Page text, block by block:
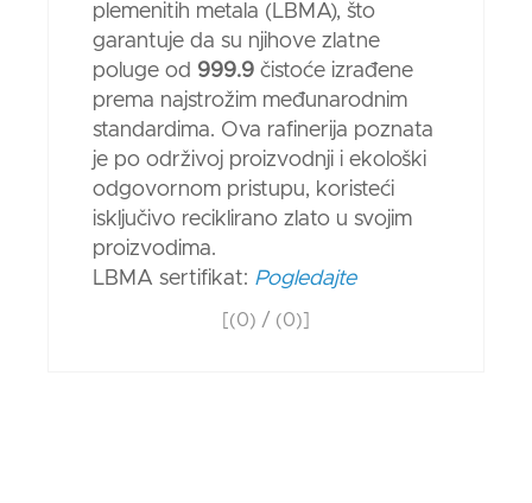
plemenitih metala (LBMA), što
garantuje da su njihove zlatne
poluge od 999.9 čistoće izrađene
prema najstrožim međunarodnim
standardima. Ova rafinerija poznata
je po održivoj proizvodnji i ekološki
odgovornom pristupu, koristeći
isključivo reciklirano zlato u svojim
proizvodima.
LBMA sertifikat: Pogledajte
[(0) / (0)]